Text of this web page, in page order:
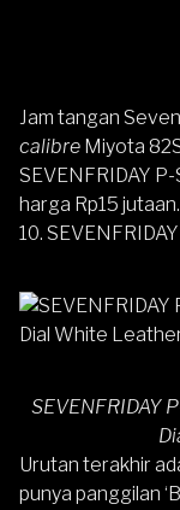
Jam tangan
calibre Miyota
SEVENFRIDAY
harga Rp15 jutaan.
10.
SEVENFRIDAY
Urutan terakhir
punya panggilan